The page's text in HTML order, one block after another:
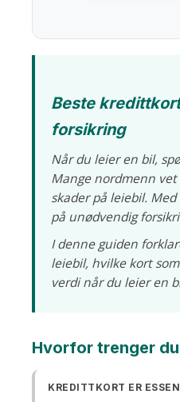
Beste
forsikring
Når du leier en bil,
Mange nordmenn
skader på leiebil.
på unødvendig
I denne guiden
leiebil, hvilke kort
verdi når du leier en
Hvorfor trenger
KREDITTKORT ER